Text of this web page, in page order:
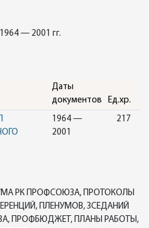
— 2001 гг.
Даты
документов
Ед.хр.
1964 —
2001
217
РК ПРОФСОЮЗА, ПРОТОКОЛЫ
ПЛЕНУМОВ, ЗСЕДАНИЙ
ПРОФБЮДЖЕТ, ПЛАНЫ РАБОТЫ,